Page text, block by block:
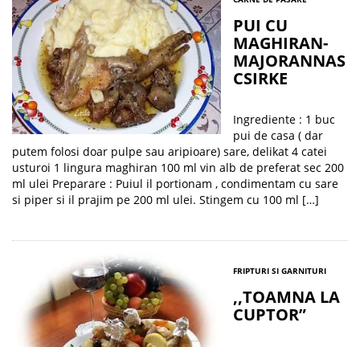
PUI CU
MAGHIRAN-
MAJORANNAS
CSIRKE
Ingrediente : 1 buc
pui de casa ( dar
putem folosi doar pulpe sau aripioare) sare, delikat 4 catei
usturoi 1 lingura maghiran 100 ml vin alb de preferat sec 200
ml ulei Preparare : Puiul il portionam , condimentam cu sare
si piper si il prajim pe 200 ml ulei. Stingem cu 100 ml […]
FRIPTURI SI GARNITURI
,,TOAMNA LA
CUPTOR”